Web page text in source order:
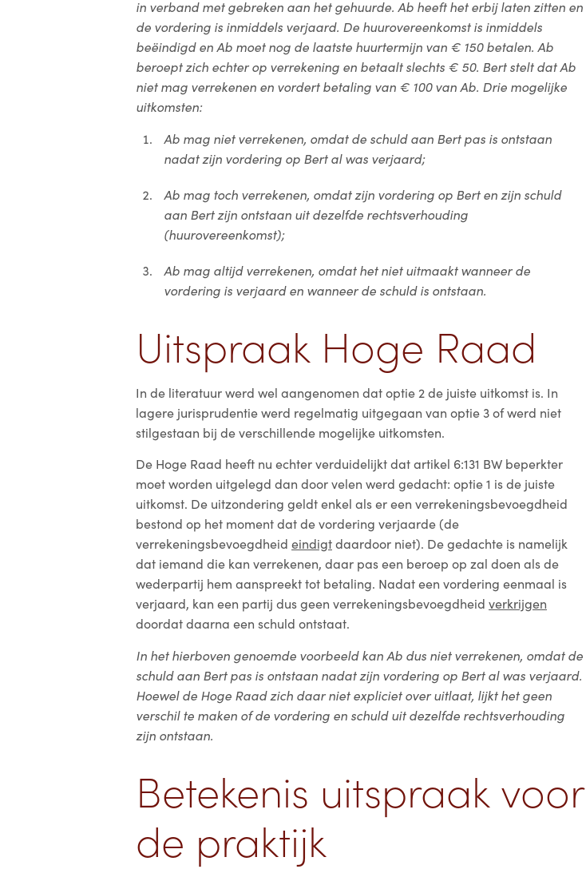
in verband met gebreken aan het gehuurde. Ab heeft het erbij laten zitten en
de vordering is inmiddels verjaard. De huurovereenkomst is inmiddels
beëindigd en Ab moet nog de laatste huurtermijn van € 150 betalen. Ab
beroept zich echter op verrekening en betaalt slechts € 50. Bert stelt dat Ab
niet mag verrekenen en vordert betaling van € 100 van Ab. Drie mogelijke
uitkomsten:
Ab mag niet verrekenen, omdat de schuld aan Bert pas is ontstaan
nadat zijn vordering op Bert al was verjaard;
Ab mag toch verrekenen, omdat zijn vordering op Bert en zijn schuld
aan Bert zijn ontstaan uit dezelfde rechtsverhouding
(huurovereenkomst);
Ab mag altijd verrekenen, omdat het niet uitmaakt wanneer de
vordering is verjaard en wanneer de schuld is ontstaan.
Uitspraak Hoge Raad
In de literatuur werd wel aangenomen dat optie 2 de juiste uitkomst is. In
lagere jurisprudentie werd regelmatig uitgegaan van optie 3 of werd niet
stilgestaan bij de verschillende mogelijke uitkomsten.
De Hoge Raad heeft nu echter verduidelijkt dat artikel 6:131 BW beperkter
moet worden uitgelegd dan door velen werd gedacht: optie 1 is de juiste
uitkomst. De uitzondering geldt enkel als er een verrekeningsbevoegdheid
bestond op het moment dat de vordering verjaarde (de
verrekeningsbevoegdheid eindigtdaardoor niet). De gedachte is namelijk
dat iemand die kan verrekenen, daar pas een beroep op zal doen als de
wederpartij hem aanspreekt tot betaling. Nadat een vordering eenmaal is
verjaard, kan een partij dus geen verrekeningsbevoegdheid verkrijgen
doordat daarna een schuld ontstaat.
In het hierboven genoemde voorbeeld kan Ab dus niet verrekenen, omdat de
schuld aan Bert pas is ontstaan nadat zijn vordering op Bert al was verjaard.
Hoewel de Hoge Raad zich daar niet expliciet over uitlaat, lijkt het geen
verschil te maken of de vordering en schuld uit dezelfde rechtsverhouding
zijn ontstaan.
Betekenis uitspraak voor
de praktijk